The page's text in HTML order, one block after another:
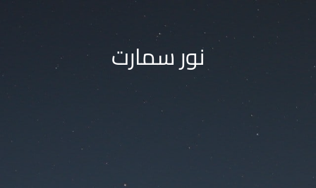
نور سمارت